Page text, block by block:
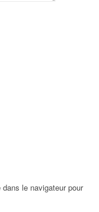
le navigateur pour